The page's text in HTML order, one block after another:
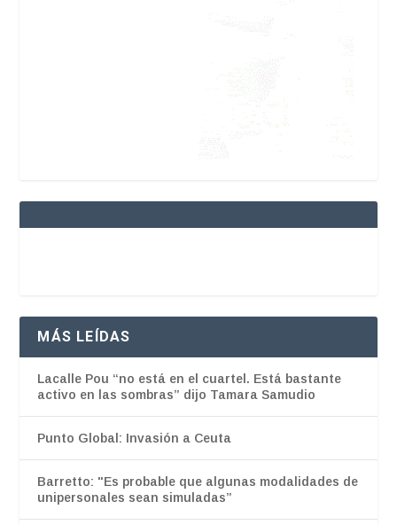
MÁS LEÍDAS
Lacalle Pou “no está en el cuartel. Está bastante
activo en las sombras” dijo Tamara Samudio
Punto Global: Invasión a Ceuta
Barretto: "Es probable que algunas modalidades de
unipersonales sean simuladas”